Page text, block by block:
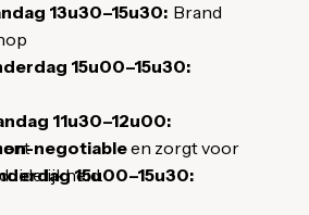
13u30–15u30: Brand
15u00–15u30:
11u30–12u00:
15u00–15u30:
negotiableen zorgt voor